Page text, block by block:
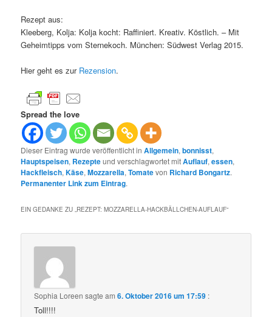
Rezept aus:
Kleeberg, Kolja: Kolja kocht: Raffiniert. Kreativ. Köstlich. – Mit
Geheimtipps vom Sternekoch. München: Südwest Verlag 2015.
Hier geht es zur Rezension.
Spread the love
Dieser Eintrag wurde veröffentlicht inAllgemein,bonnisst,
Hauptspeisen, Rezepteund verschlagwortet mitAuflauf,essen,
Hackfleisch,Käse,Mozzarella,Tomatevon Richard Bongartz.
Permanenter Link zum Eintrag.
EIN GEDANKE ZU „REZEPT: MOZZARELLA-HACKBÄLLCHEN-AUFLAUF“
Sophia Loreen sagte am6. Oktober 2016 um 17:59 :
Toll!!!!